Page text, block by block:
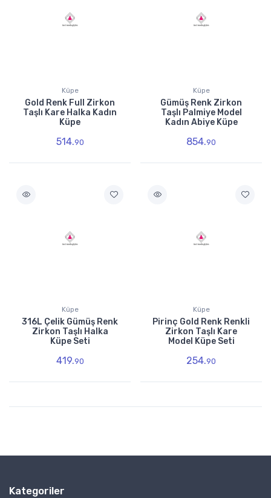
Küpe
Gold Renk Full Zirkon
Taşlı Kare Halka Kadın
Küpe
514.90
Küpe
Gümüş Renk Zirkon
Taşlı Palmiye Model
Kadın Abiye Küpe
854.90
Küpe
316L Çelik Gümüş Renk
Zirkon Taşlı Halka
Küpe Seti
419.90
Küpe
Pirinç Gold Renk Renkli
Zirkon Taşlı Kare
Model Küpe Seti
254.90
Kategoriler